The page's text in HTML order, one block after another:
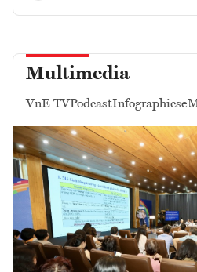
Multimedia
VnE TVPodcastInfographics